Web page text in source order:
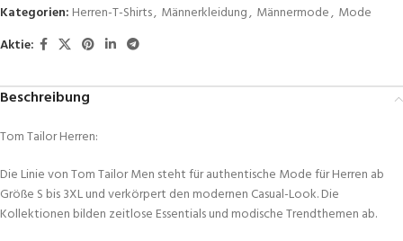
Kategorien: Herren-T-Shirts, Männerkleidung, Männermode, Mode
Aktie:
Beschreibung
Tom Tailor Herren:
Die Linie von Tom Tailor Men steht für authentische Mode für Herren ab
Größe S bis 3XLund verkörpert den modernen Casual-Look. Die
Kollektionen bilden zeitlose Essentials und modische Trendthemen ab.